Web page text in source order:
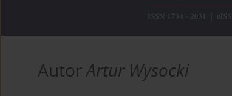
AutorArtur Wysocki